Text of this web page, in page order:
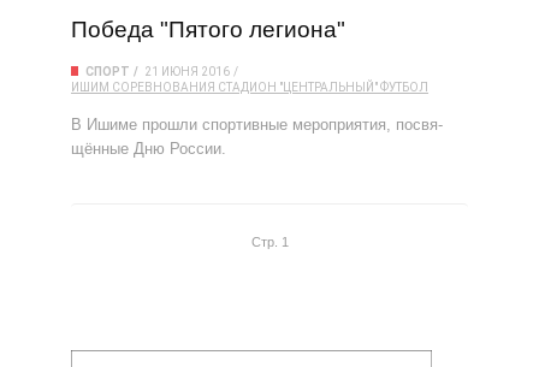
Победа "Пятого легиона"
СПОРТ
21 ИЮНЯ 2016
ИШИМ СОРЕВНОВАНИЯ СТАДИОН "ЦЕНТРАЛЬНЫЙ"ФУТБОЛ
В Ишиме прошли спортивные мероприятия, посвя­
щённые Дню России.
Стр. 1